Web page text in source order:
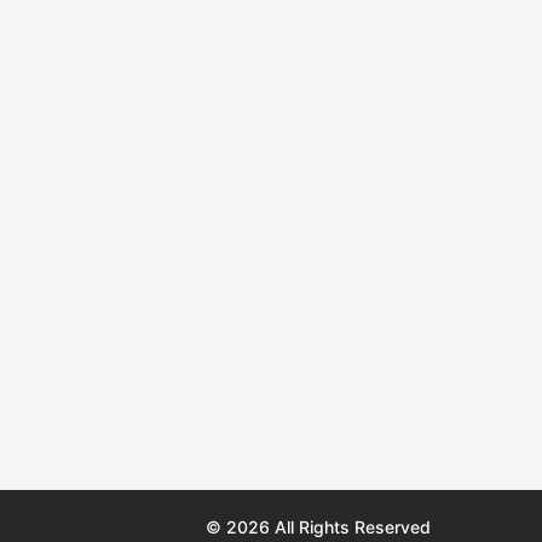
© 2026 All Rights Reserved